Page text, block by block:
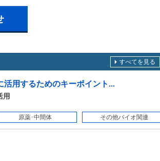
用するためのキーポイント...
用
原薬･中間体
その他バイオ関連
すべてを見る